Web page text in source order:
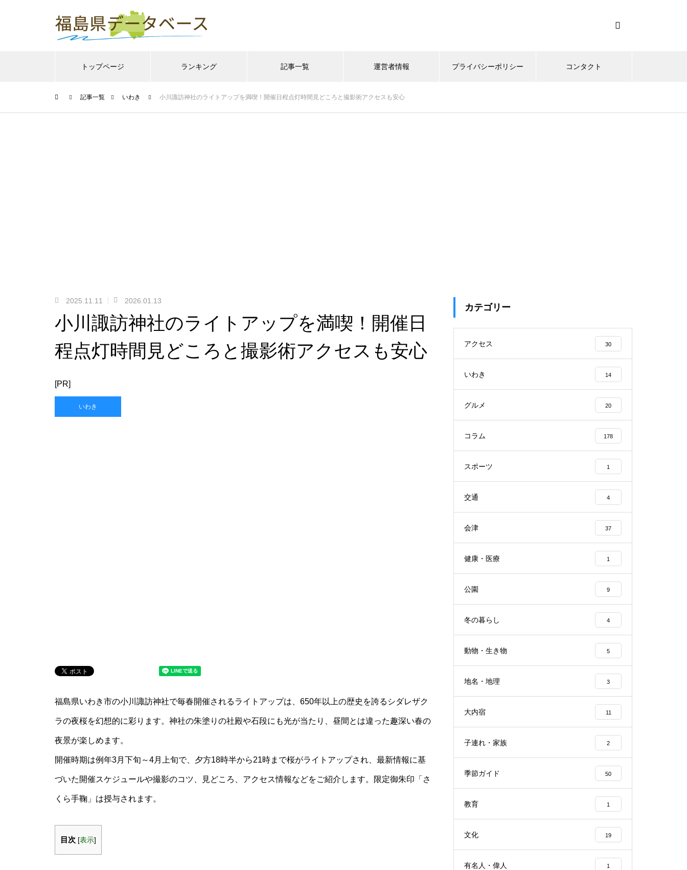
トップページ ランキング 記事一覧 運営者情報 プライバシーポリシー コンタクト
記事一覧 いわき 小川諏訪神社のライトアップを満喫！開催日程点灯時間見どころと撮影術アクセスも安心
2025.11.11 2026.01.13
小川諏訪神社のライトアップを満喫！開催日
程点灯時間見どころと撮影術アクセスも安心
[PR]
いわき
福島県いわき市の小川諏訪神社で毎春開催されるライトアップは、650年以上の歴史を誇るシダレザク
ラの夜桜を幻想的に彩ります。神社の朱塗りの社殿や石段にも光が当たり、昼間とは違った趣深い春の
夜景が楽しめます。
開催時期は例年3月下旬～4月上旬で、夕方18時半から21時まで桜がライトアップされ、最新情報に基
づいた開催スケジュールや撮影のコツ、見どころ、アクセス情報などをご紹介します。限定御朱印「さ
くら手鞠」は授与されます。
目次 [表示]
カテゴリー
アクセス 30
いわき 14
グルメ 20
コラム 178
スポーツ 1
交通 4
会津 37
健康・医療 1
公園 9
冬の暮らし 4
動物・生き物 5
地名・地理 3
大内宿 11
子連れ・家族 2
季節ガイド 50
教育 1
文化 19
有名人・偉人 1